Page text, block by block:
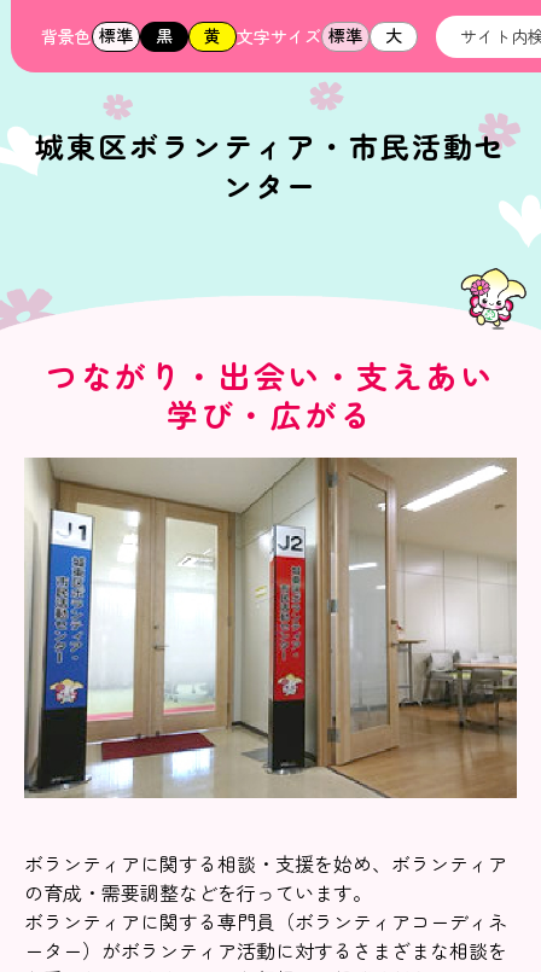
背景色 標準 黒 黄 文字サイズ 標準 大
城東区ボランティア・市民活動セ
ンター
つながり・出会い・支えあい
学び・広がる
ボランティアに関する相談・支援を始め、ボランティア
の育成・需要調整などを行っています。
ボランティアに関する専門員（ボランティアコーディネ
ーター）がボランティア活動に対するさまざまな相談を